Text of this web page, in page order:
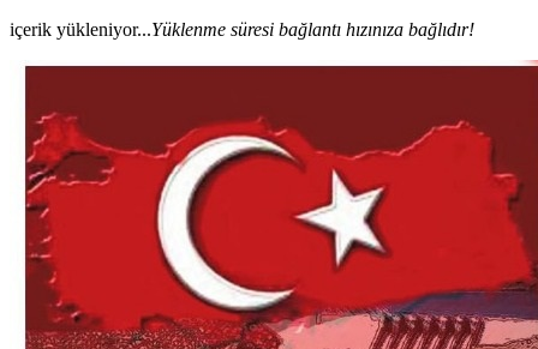
içerik yükleniyor...Yüklenme süresi bağlantı hızınıza bağlıdır!